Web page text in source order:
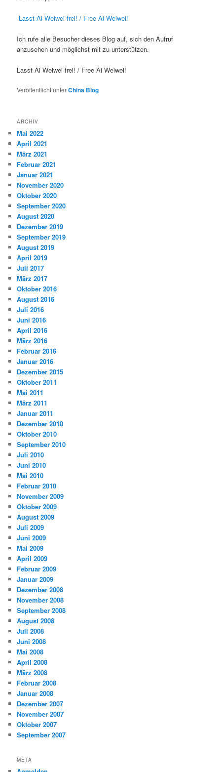
Lasst Ai Weiwei frei! / Free Ai Weiwei!
Ich rufe alle Besucher dieses Blog auf, sich den Aufruf
anzusehen und möglichst mit zu unterstützen.
Lasst Ai Weiwei frei! / Free Ai Weiwei!
Veröffentlicht unterChina Blog
ARCHIV
Mai 2022
April 2021
März 2021
Februar 2021
Januar 2021
November 2020
Oktober 2020
September 2020
August 2020
Dezember 2019
September 2019
August 2019
April 2019
Juli 2017
März 2017
Oktober 2016
August 2016
Juli 2016
Juni 2016
April 2016
März 2016
Februar 2016
Januar 2016
Dezember 2015
Oktober 2011
Mai 2011
März 2011
Januar 2011
Dezember 2010
Oktober 2010
September 2010
Juli 2010
Juni 2010
Mai 2010
Februar 2010
November 2009
Oktober 2009
August 2009
Juli 2009
Juni 2009
Mai 2009
April 2009
Februar 2009
Januar 2009
Dezember 2008
November 2008
September 2008
August 2008
Juli 2008
Juni 2008
Mai 2008
April 2008
März 2008
Februar 2008
Januar 2008
Dezember 2007
November 2007
Oktober 2007
September 2007
META